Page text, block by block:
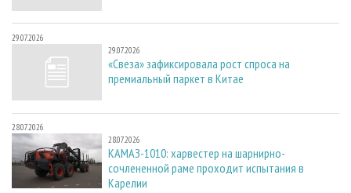
29.07.2026
29.07.2026
«Свеза» зафиксировала рост спроса на
премиальный паркет в Китае
28.07.2026
28.07.2026
КАМАЗ-1010: харвестер на шарнирно-
сочлененной раме проходит испытания в
Карелии